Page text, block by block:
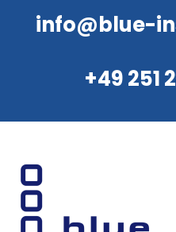
info@blue-
+49 251